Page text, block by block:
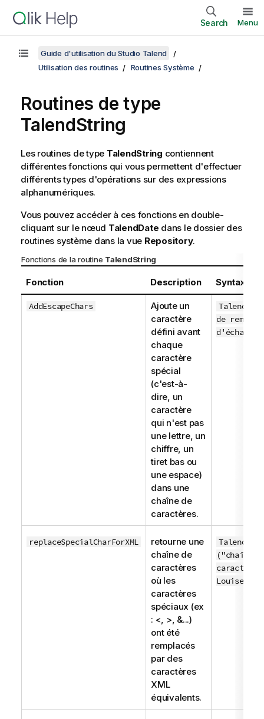
Search Menu
Guide d'utilisation du Studio Talend
Utilisation des routines
Routines Système
Routines de type
TalendString
Les routines de type TalendString contiennent
différentes fonctions qui vous permettent d'effectuer
différents types d'opérations sur des expressions
alphanumériques.
Vous pouvez accéder à ces fonctions en double-
cliquant sur le nœud TalendDate dans le dossier des
routines système dans la vue Repository.
Fonctions de la routine TalendString
Fonction Description Syntax
AddEscapeChars
Ajoute un
caractère
défini avant
chaque
caractère
spécial
(c'est-à-
dire, un
caractère
qui n'est pas
une lettre, un
chiffre, un
tiret bas ou
une espace)
dans une
chaîne de
caractères.
de
replaceSpecialCharForXML
retourne une
chaîne de
caractères
où les
caractères
spéciaux (ex
: <, >, &...)
ont été
remplacés
par des
caractères
XML
équivalents.
("chaîne
Louise")